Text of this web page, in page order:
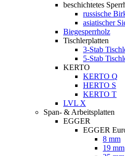
beschichtetes
russische
asiatischer
Biegesperrholz
Tischlerplatten
3-Stab
5-Stab
KERTO
KERTO Q
HERTO S
KERTO T
LVL X
Span- & Arbeitsplatten
EGGER
EGGER
8 mm
19 mm